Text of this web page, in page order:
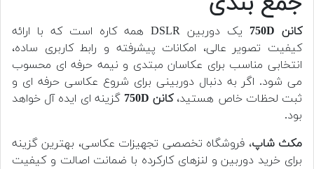
کانن 750D
یک دوربین DSLR همه کاره است که با ارائه
کیفیت تصویر عالی، امکانات پیشرفته و رابط کاربری ساده،
انتخابی مناسب برای عکاسان مبتدی و نیمه حرفه ای محسوب
می شود. اگر به دنبال دوربینی برای شروع عکاسی حرفه ای و
ثبت لحظات خاص هستید،کانن 750D
گزینه ای ایده آل خواهد
بود.
مکث شاپ، فروشگاه تخصصی تجهیزات عکاسی، بهترین گزینه
برای خرید دوربین و لنزهای کارکرده با ضمانت اصالت و کیفیت